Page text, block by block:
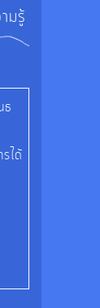
มรู้
ธ
ได้